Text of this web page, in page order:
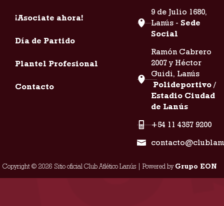
¡Asociate ahora!
Día de Partido
Plantel Profesional
Contacto
9 de Julio 1680,
Lanús - Sede
Social
Ramón Cabrero
2007 y Héctor
Guidi, Lanús
Polideportivo /
Estadio Ciudad
de Lanús
+54 11 4357 9200
Copyright © 2026 Sitio oficial Club Atlético Lanús | Powered byGrupo EON